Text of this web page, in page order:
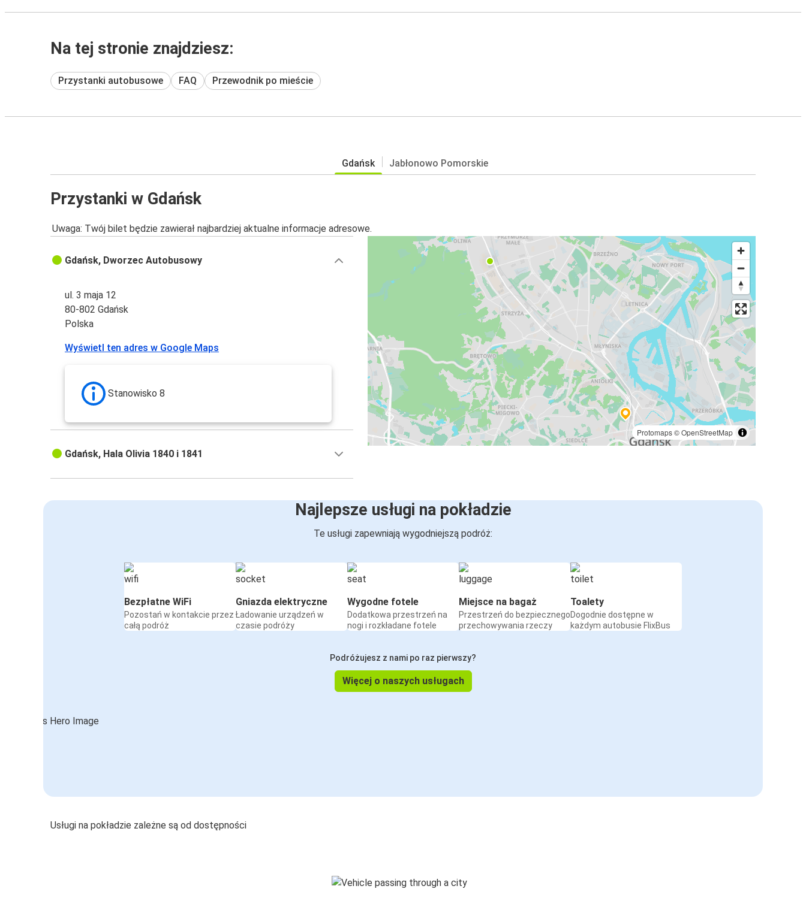
Na tej stronie znajdziesz:
Przystanki autobusowe FAQ Przewodnik po mieście
Gdańsk Jabłonowo Pomorskie
Przystanki w Gdańsk
Uwaga: Twój bilet będzie zawierał najbardziej aktualne informacje adresowe.
Protomaps©OpenStreetMap
Gdańsk, Dworzec Autobusowy
ul. 3 maja 12
80-802 Gdańsk
Polska
Wyświetl ten adres w Google Maps
Stanowisko 8
Gdańsk, Hala Olivia 1840 i 1841
Najlepsze usługi na pokładzie
Te usługi zapewniają wygodniejszą podróż:
Bezpłatne WiFi
Pozostań w kontakcie przez
całą podróż
Gniazda elektryczne
Ładowanie urządzeń w
czasie podróży
Wygodne fotele
Dodatkowa przestrzeń na
nogi i rozkładane fotele
Miejsce na bagaż
Przestrzeń do bezpiecznego
przechowywania rzeczy
Toalety
Dogodnie dostępne w
każdym autobusie FlixBus
Podróżujesz z nami po raz pierwszy?
Więcej o naszych usługach
Usługi na pokładzie zależne są od dostępności